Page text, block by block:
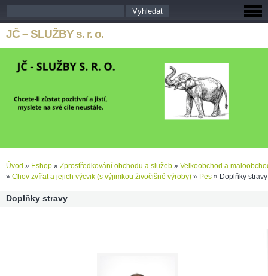
JČ – SLUŽBY s. r. o.
Úvod » Eshop » Zprostředkování obchodu a služeb » Velkoobchod a
» Chov zvířat a jejich výcvik (s výjimkou živočišné výroby) » Pes » Doplňky stravy
Doplňky stravy